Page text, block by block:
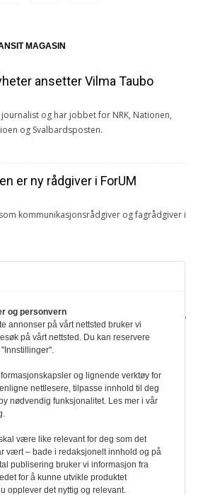
MAGASIN
ansetter Vilma Taubo
og har jobbet for NRK, Nationen,
og Svalbardsposten.
er ny rådgiver i ForUM
kommunikasjonsrådgiver og fagrådgiver i
idømt 7 års fengsel
har total kontroll over alle offisielle medier,
For å lese denne må du ha abonnement
Velg Årsabonnement, Månedsabonnement
og personvern
annonser på vårt nettsted bruker vi
på vårt nettsted. Du kan reservere
og lignende verktøy for
nettlesere, tilpasse innhold til deg
nødvendig funksjonalitet. Les mer i vår
være like relevant for deg som det
vært – bade i redaksjonelt innhold og på
publisering bruker vi informasjon fra
for å kunne utvikle produktet
opplever det nyttig og relevant.